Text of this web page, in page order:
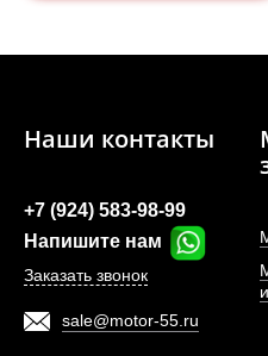
Наши контакты
+7 (924) 583-98-99
Напишите нам
Заказать звонок
sale@motor-55.ru